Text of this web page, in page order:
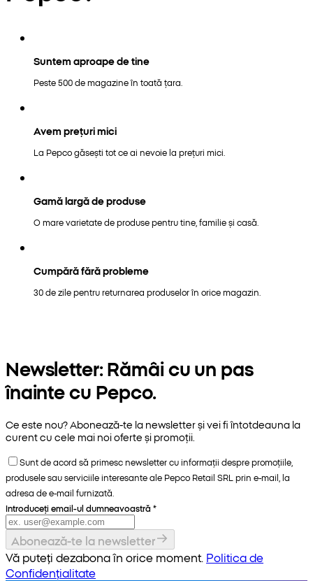
Suntem aproape de tine
Peste 500 de magazine în toată țara.
Avem prețuri mici
La Pepco găsești tot ce ai nevoie la prețuri mici.
Gamă largă de produse
O mare varietate de produse pentru tine, familie și casă.
Cumpără fără probleme
30 de zile pentru returnarea produselor în orice magazin.
Newsletter: Rămâi cu un pas
înainte cu Pepco.
Ce este nou? Abonează-te la newsletter și vei fi întotdeauna la
curent cu cele mai noi oferte și promoții.
Sunt de acord să primesc newsletter cu informații despre promoțiile,
produsele sau serviciile interesante ale Pepco Retail SRL prin e-mail, la
adresa de e-mail furnizată.
Introduceți email-ul dumneavoastră *
Abonează-te la newsletter
Vă puteți dezabona în orice moment. Politica de
Confidențialitate